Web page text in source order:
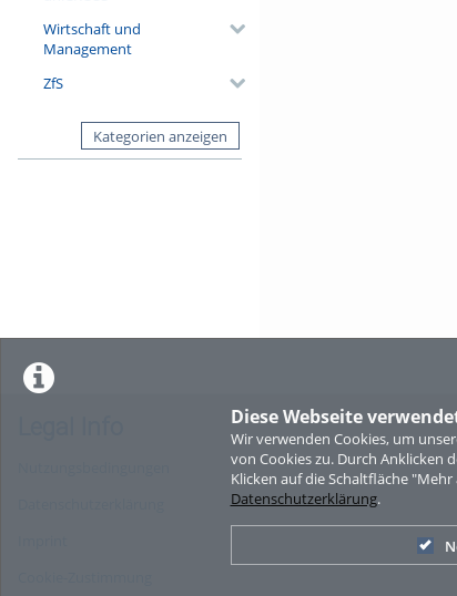
Diese Webseite
Wir verwenden Cookies, um
von Cookies zu. Durch Anklicken
Klicken auf die Schaltfläche
Datenschutzerklärung.
Wirtschaft und
Management
ZfS
Kategorien anzeigen